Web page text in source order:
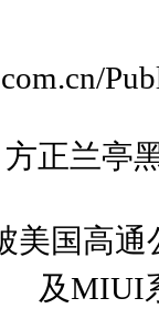
正兰亭
美国高
及MIUI